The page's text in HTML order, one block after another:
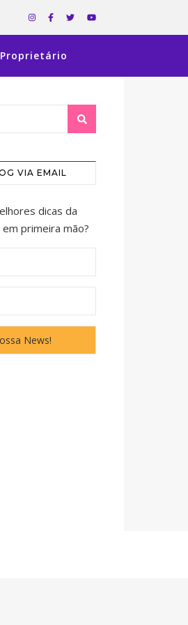
VIA EMAIL
dicas da
primeira mão?